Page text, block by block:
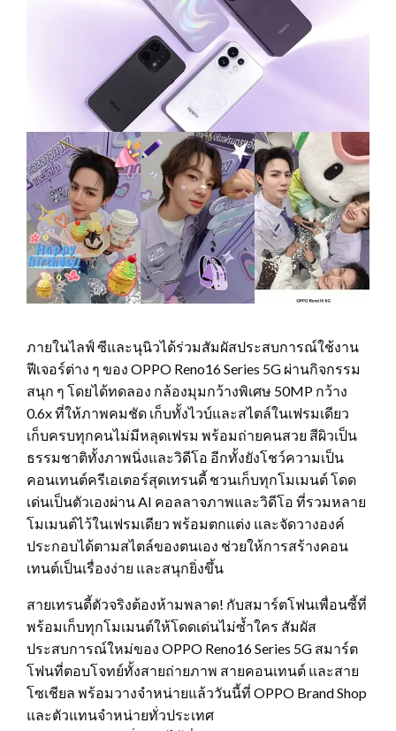
ภายในไลฟ์ ซีและนุนิวได้ร่วมสัมผัสประสบการณ์ใช้งาน
ฟีเจอร์ต่าง ๆ ของ OPPO Reno16 Series 5G ผ่านกิจกรรม
สนุก ๆ โดยได้ทดลอง กล้องมุมกว้างพิเศษ 50MP กว้าง
0.6x ที่ให้ภาพคมชัด เก็บทั้งไวบ์และสไตล์ในเฟรมเดียว
เก็บครบทุกคนไม่มีหลุดเฟรม พร้อมถ่ายคนสวย สีผิวเป็น
ธรรมชาติทั้งภาพนิ่งและวิดีโอ อีกทั้งยังโชว์ความเป็น
คอนเทนต์ครีเอเตอร์สุดเทรนดี้ ชวนเก็บทุกโมเมนต์ โดด
เด่นเป็นตัวเองผ่าน AI คอลลาจภาพและวิดีโอ ที่รวมหลาย
โมเมนต์ไว้ในเฟรมเดียว พร้อมตกแต่ง และจัดวางองค์
ประกอบได้ตามสไตล์ของตนเอง ช่วยให้การสร้างคอน
เทนต์เป็นเรื่องง่าย และสนุกยิ่งขึ้น
สายเทรนดี้ตัวจริงต้องห้ามพลาด! กับสมาร์ตโฟนเพื่อนซี้ที่
พร้อมเก็บทุกโมเมนต์ให้โดดเด่นไม่ซ้ำใคร สัมผัส
ประสบการณ์ใหม่ของ OPPO Reno16 Series 5G สมาร์ต
โฟนที่ตอบโจทย์ทั้งสายถ่ายภาพ สายคอนเทนต์ และสาย
โซเชียล พร้อมวางจำหน่ายแล้ววันนี้ที่ OPPO Brand Shop
และตัวแทนจำหน่ายทั่วประเทศ